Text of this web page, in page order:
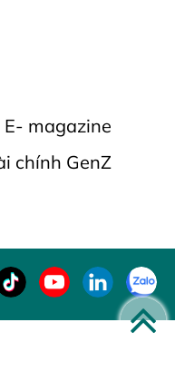
E- magazine
chính GenZ